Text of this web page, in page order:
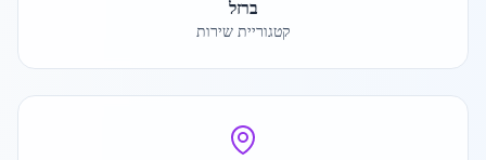
ברזל
קטגוריית שירות